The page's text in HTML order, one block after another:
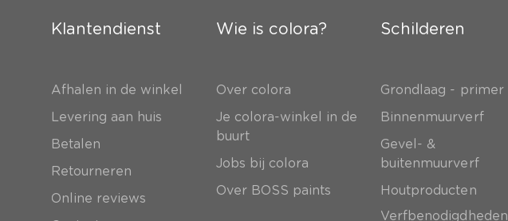
Klantendienst
Afhalen in de winkel
Levering aan huis
Betalen
Retourneren
Online reviews
Wie is colora?
Over colora
Je colora-winkel in de
buurt
Jobs bij colora
Over BOSS paints
Schilderen
Grondlaag - primer
Binnenmuurverf
Gevel- &
buitenmuurverf
Houtproducten
Verfbenodigdheden